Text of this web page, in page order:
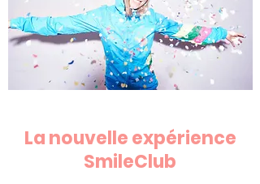
La nouvelle expérience
SmileClub